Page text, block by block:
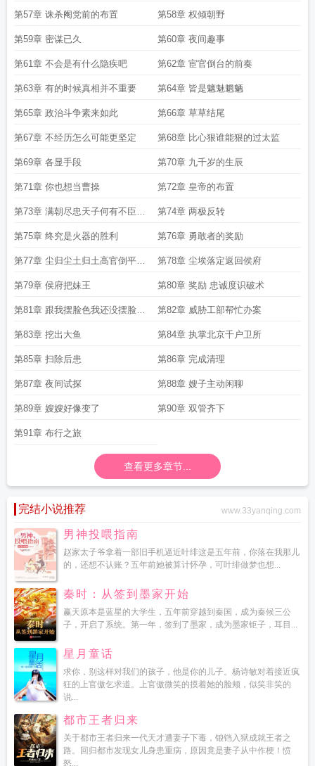
手下
第57章 诛杀阉党前的布置 第58章 权倾朝野
第59章 密谋已久 第60章 夜间趣事
第61章 不会是有什么隐疾吧 第62章 宦官倒台的前奏
第63章 有的时候真相并不重要 第64章 皆是魑魅魍魉
第65章 政治斗争素来如此 第66章 草草结尾
第67章 不经历怎么可能更坚定 第68章 比心狠谁能狠的过太监
第69章 各显手段 第70章 九千岁的生辰
第71章 你也想当曹操 第72章 皇帝的布置
第73章 满朝尽忠天子何有不臣之
人
第74章 两极反转
第75章 终究是火器的胜利 第76章 勇敢者的奖励
第77章 尘归尘土归土高官倒平民
饱
第78章 尘埃落定返回侯府
第79章 侯府把妹王 第80章 奖励 忠诚度识破术
第81章 跟我摆脸色我还没摆脸色
呢
第82章 威胁工部帮忙办案
第83章 挖出大鱼 第84章 执掌北京千户卫所
第85章 扫除后患 第86章 完成清理
第87章 夜间试探 第88章 嫂子主动闲聊
第89章 嫂嫂好像变了 第90章 双管齐下
第91章 布行之旅
查看更多章节...
完结小说推荐 www.33yanqing.com
男神投喂指南
赵家太子爷拿着一部旧手机逼近叶绯这是五年前，你落在我那儿
的，还想不认账？五年前她被算计怀孕，可叶绯做梦也想...
秦时：从签到墨家开始
赢天原本是蓝星的大学生，五年前穿越到秦国，成为秦候三公
子，开启了系统。第一年，签到了墨家，成为墨家钜子，耳目...
星月童话
求你，别这样对我们的孩子，他是你的儿子。杨诗敏对着接近疯
狂的上官傲乞求道。上官傲微笑的摸着她的脸颊，似笑非笑的
说...
都市王者归来
关于都市王者归来一代天才遭妻子下毒，锒铛入狱成就王者之
路。回归都市发现女儿身患重病，原因竟是妻子从中作梗！愤
怒...